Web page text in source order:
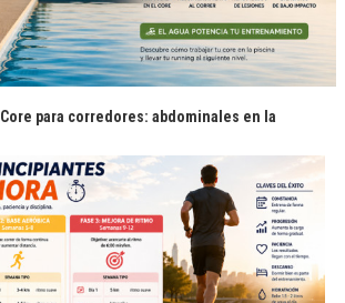
Core para corredores: abdominales en la